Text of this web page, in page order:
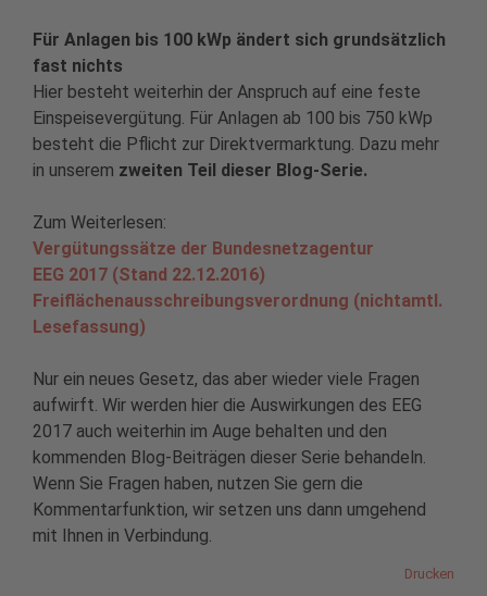
Für Anlagen bis 100 kWp ändert sich grundsätzlich
fast nichts
Hier besteht weiterhin der Anspruch auf eine feste
Einspeisevergütung. Für Anlagen ab 100 bis 750 kWp
besteht die Pflicht zur Direktvermarktung. Dazu mehr
in unserem zweiten Teil dieser Blog-Serie.
Zum Weiterlesen:
Vergütungssätze der Bundesnetzagentur
EEG 2017 (Stand 22.12.2016)
Freiflächenausschreibungsverordnung (nichtamtl.
Lesefassung)
Nur ein neues Gesetz, das aber wieder viele Fragen
aufwirft. Wir werden hier die Auswirkungen des EEG
2017 auch weiterhin im Auge behalten und den
kommenden Blog-Beiträgen dieser Serie behandeln.
Wenn Sie Fragen haben, nutzen Sie gern die
Kommentarfunktion, wir setzen uns dann umgehend
mit Ihnen in Verbindung.
Drucken